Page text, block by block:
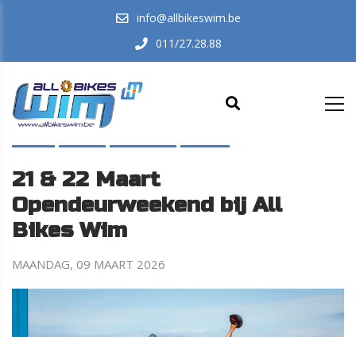
info@allbikeswim.be
011/27.28.88
21 & 22 Maart
Opendeurweekend bij All
Bikes Wim
MAANDAG, 09 MAART 2026